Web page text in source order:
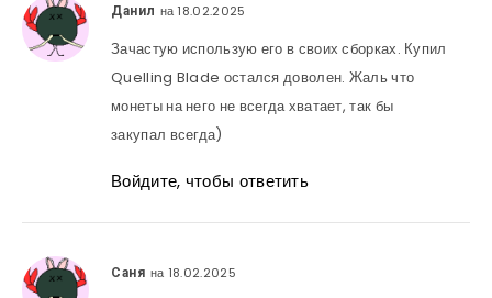
Данил на 18.02.2025
Зачастую использую его в своих сборках. Купил
Quelling Blade остался доволен. Жаль что
монеты на него не всегда хватает, так бы
закупал всегда)
Войдите, чтобы ответить
Саня на 18.02.2025